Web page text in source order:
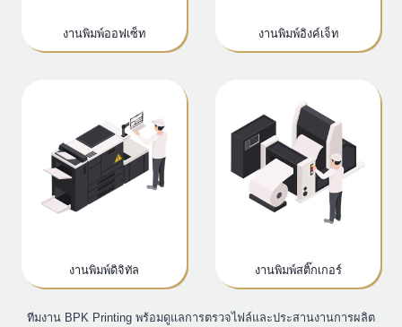
งานพิมพ์ออฟเซ็ท งานพิมพ์อิงค์เจ็ท
งานพิมพ์ดิจิทัล งานพิมพ์สติ๊กเกอร์
ทีมงาน BPK Printing พร้อมดูแลการตรวจไฟล์และประสานงานการผลิต